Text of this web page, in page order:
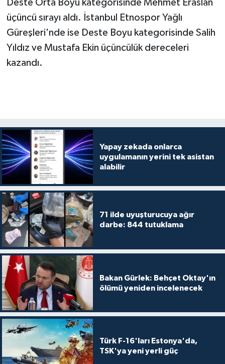
Deste Orta Boyu kategorisinde Mehmet Eraslan
üçüncü sırayı aldı. İstanbul Etnospor Yağlı
Güreşleri'nde ise Deste Boyu kategorisinde Salih
Yıldız ve Mustafa Ekin üçüncülük dereceleri
kazandı.
Yapay zekada onlarca
uygulamanın yerini tek asistan
alabilir
71 ilde uyuşturucuya ağır
darbe: 844 tutuklama
Bakan Gürlek: Behçet Oktay'ın
ölümü yeniden incelenecek
Türk F-16'ları Estonya'da,
TSK'ya yeni yerli güç